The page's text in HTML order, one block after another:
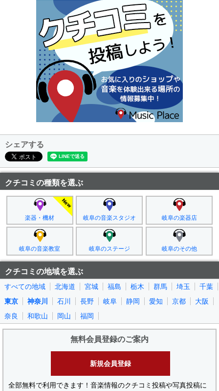
シェアする
クチコミの種類を選ぶ
楽器・機材 岐阜の音楽スタジオ 岐阜の楽器店
岐阜の音楽教室 岐阜のステージ 岐阜のその他
クチコミの地域を選ぶ
すべての地域 北海道 宮城 福島 栃木 群馬 埼玉
千葉
東京
神奈川 石川 長野 岐阜 静岡 愛知 京都
大阪
奈良
和歌山 岡山 福岡
無料会員登録のご案内
新規会員登録
全部無料で利用できます！音楽情報のクチコミ投稿や写真投稿に